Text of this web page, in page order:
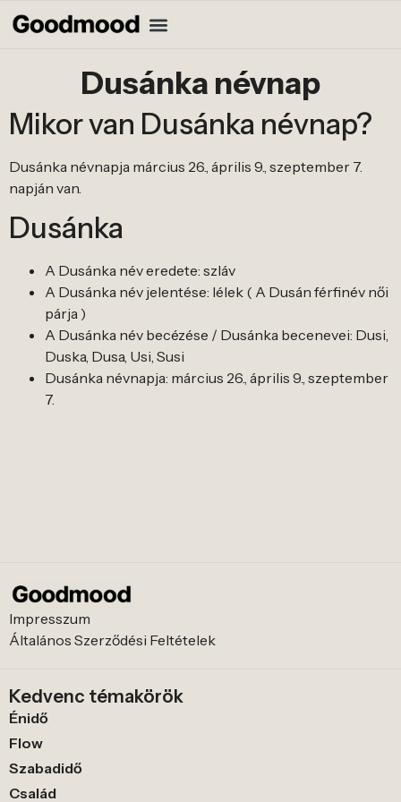
Dusánka névnap
Mikor van Dusánka névnap?
Dusánka névnapja március 26., április 9., szeptember 7.
napján van.
Dusánka
A Dusánka név eredete: szláv
A Dusánka név jelentése: lélek ( A Dusán férfinév női
párja )
A Dusánka név becézése / Dusánka becenevei: Dusi,
Duska, Dusa, Usi, Susi
Dusánka névnapja: március 26., április 9., szeptember
7.
Impresszum
Általános Szerződési Feltételek
Kedvenc témakörök
Énidő
Flow
Szabadidő
Család